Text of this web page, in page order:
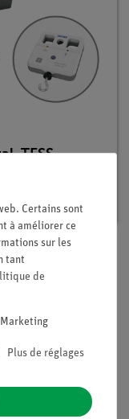
TESS
doivent étudier
d'oscillation pour
Certains sont
à améliorer ce
sur les
tant
de
Marketing
Plus de réglages